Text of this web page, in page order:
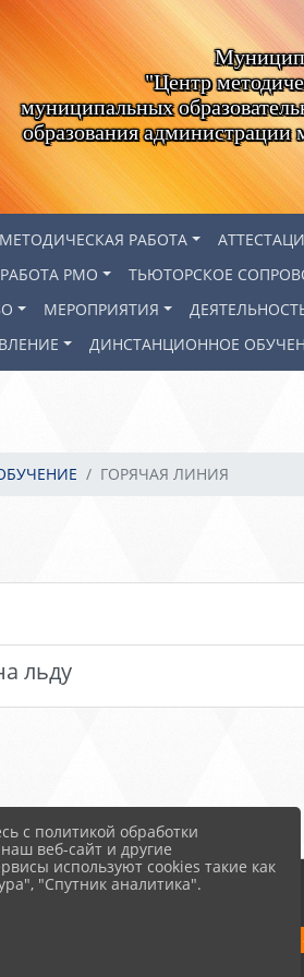
"Центр
муниципальных
образования
МЕТОДИЧЕСКАЯ РАБОТА
РАБОТА РМО ТЬЮТОРСКОЕ
МЕРОПРИЯТИЯ
ДИНСТАНЦИОННОЕ
ГОРЯЧАЯ ЛИНИЯ
льду
с политикой обработки
веб-сайт и другие
используют cookies такие как
"Спутник аналитика".